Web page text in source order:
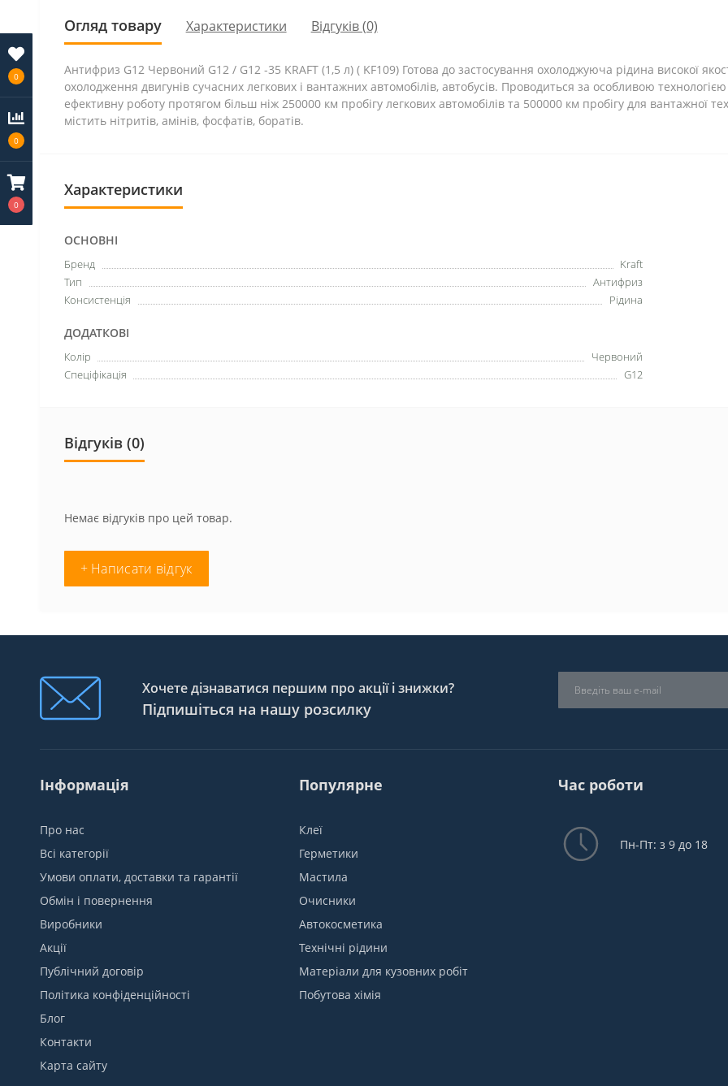
0
0
0
Огляд товару Характеристики Відгуків (0)
Антифриз G12 Червоний G12 / G12 -35 KRAFT (1,5 л) ( KF109) Готова до застосування охолоджуюча рідина високої
охолодження двигунів сучасних легкових і вантажних автомобілів, автобусів. Проводиться за особливою
ефективну роботу протягом більш ніж 250000 км пробігу легкових автомобілів та 500000 км пробігу для вантажної
містить нітритів, амінів, фосфатів, боратів.
Характеристики
ОСНОВНІ
Бренд
Kraft
Тип
Антифриз
Консистенція
Рідина
ДОДАТКОВІ
Колір
Червоний
Спеціфікація
G12
Відгуків (0)
Немає відгуків про цей товар.
+ Написати відгук
Хочете дізнаватися першим про акції і знижки?
Підпишіться на нашу розсилку
Інформація
Про нас
Всі категорії
Умови оплати, доставки та гарантії
Обмін і повернення
Виробники
Акції
Публічний договір
Політика конфіденційності
Блог
Контакти
Карта сайту
Популярне
Клеї
Герметики
Мастила
Очисники
Автокосметика
Технічні рідини
Матеріали для кузовних робіт
Побутова хімія
Час роботи
Пн-Пт: з 9 до 18